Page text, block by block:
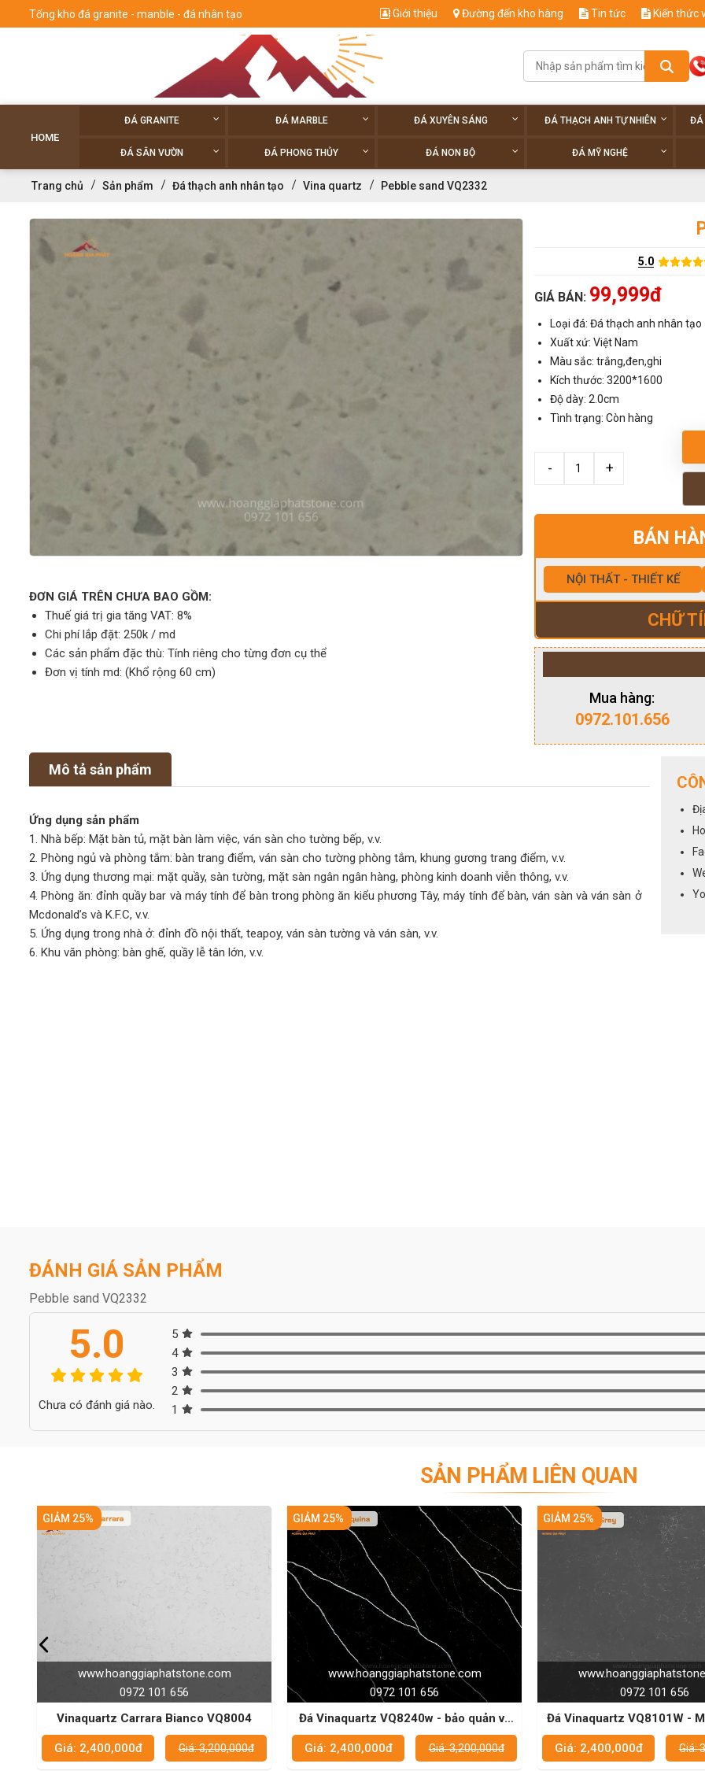
Tổng kho đá granite - manble - đá nhân tạo Giới thiệu Đường đến kho hàng Tin tức Kiến thức
HOME
ĐÁ GRANITE ĐÁ MARBLE ĐÁ XUYÊN SÁNG ĐÁ THẠCH ANH TỰ NHIÊN ĐÁ
ĐÁ SÂN VƯỜN ĐÁ PHONG THỦY ĐÁ NON BỘ ĐÁ MỸ NGHỆ
Trang chủ Sản phẩm Đá thạch anh nhân tạo Vina quartz Pebble sand VQ2332
ĐƠN GIÁ TRÊN CHƯA BAO GỒM:
Thuế giá trị gia tăng VAT: 8%
Chi phí lắp đặt: 250k / md
Các sản phẩm đặc thù: Tính riêng cho từng đơn cụ thể
Đơn vị tính md: (Khổ rộng 60 cm)
5.0
GIÁ BÁN: 99,999đ
Loại đá: Đá thạch anh nhân tạo
Xuất xứ: Việt Nam
Màu sắc: trắng,đen,ghi
Kích thước: 3200*1600
Độ dày: 2.0cm
Tình trạng: Còn hàng
BÁN
NỘI THẤT - THIẾT KẾ
CHỮ
Mua hàng:
0972.101.656
Mô tả sản phẩm
Ứng dụng sản phẩm
1. Nhà bếp: Mặt bàn tủ, mặt bàn làm việc, ván sàn cho tường bếp, v.v.
2. Phòng ngủ và phòng tắm: bàn trang điểm, ván sàn cho tường phòng tắm, khung gương trang điểm, v.v.
3. Ứng dụng thương mại: mặt quầy, sàn tường, mặt sàn ngân ngân hàng, phòng kinh doanh viễn thông, v.v.
4. Phòng ăn: đỉnh quầy bar và máy tính để bàn trong phòng ăn kiểu phương Tây, máy tính để bàn, ván sàn và ván sàn ở
Mcdonald’s và K.F.C, v.v.
5. Ứng dụng trong nhà ở: đỉnh đồ nội thất, teapoy, ván sàn tường và ván sàn, v.v.
6. Khu văn phòng: bàn ghế, quầy lễ tân lớn, v.v.
ĐÁNH GIÁ SẢN PHẨM
Pebble sand VQ2332
5.0
Chưa có đánh giá nào.
5
4
3
2
1
SẢN PHẨM LIÊN QUAN
Carrara Bianco VQ8004
Giá: 3,200,000đ
www.hoanggiaphatstone.com
0972 101 656
Đá Vinaquartz VQ8240w - bảo quản và
vệ sinh hiệu quả nhất
Giá: 2,400,000đ
Giá: 3,200,000đ
www.hoanggiaphatstone.com
GIẢM 25%
Đá Vinaquartz VQ8101W - Mặt bàn bếp
đẹp và bền cho mọi gia đình
Giá: 2,400,000đ
Giá: 3,200,000đ